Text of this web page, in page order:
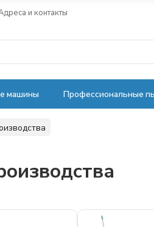
и контакты
машины Профессиональные